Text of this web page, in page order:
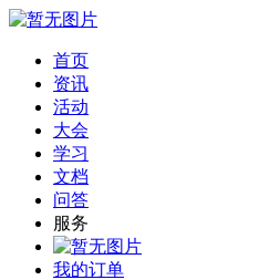
首页
资讯
活动
大会
学习
文档
问答
服务
我的订单